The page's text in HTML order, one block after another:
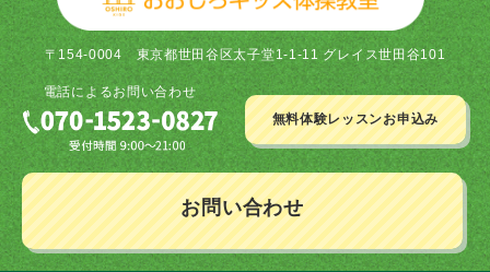
〒154-0004東京都世田谷区太子堂1-1-11 グレイス世田谷101
電話によるお問い合わせ
無料体験レッスンお申込み
お問い合わせ